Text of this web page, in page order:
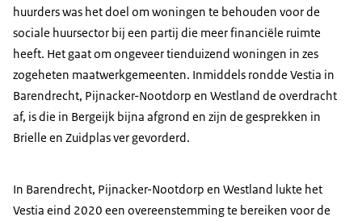
huurders was het doel om woningen te behouden voor de
sociale huursector bij een partij die meer financiële ruimte
heeft. Het gaat om ongeveer tienduizend woningen in zes
zogeheten maatwerkgemeenten. Inmiddels rondde Vestia in
Barendrecht, Pijnacker-Nootdorp en Westland de overdracht
af, is die in Bergeijk bijna afgrond en zijn de gesprekken in
Brielle en Zuidplas ver gevorderd.
In Barendrecht, Pijnacker-Nootdorp en Westland lukte het
Vestia eind 2020 een overeenstemming te bereiken voor de